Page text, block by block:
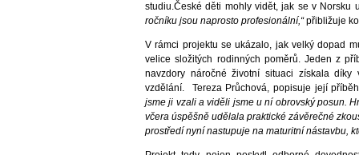
studiu.České děti mohly vidět, jak se v Norsku
ročníku jsou naprosto profesionální,“přibližuje
V rámci projektu se ukázalo, jak velký dopad
velice složitých rodinných poměrů. Jeden z
navzdory náročné životní situaci získala
vzdělání. Tereza Průchová, popisuje její
jsme ji vzali a viděli jsme u ní obrovský posun.
včera úspěšně udělala praktické závěrečné
prostředí nyní nastupuje na maturitní nástavbu,